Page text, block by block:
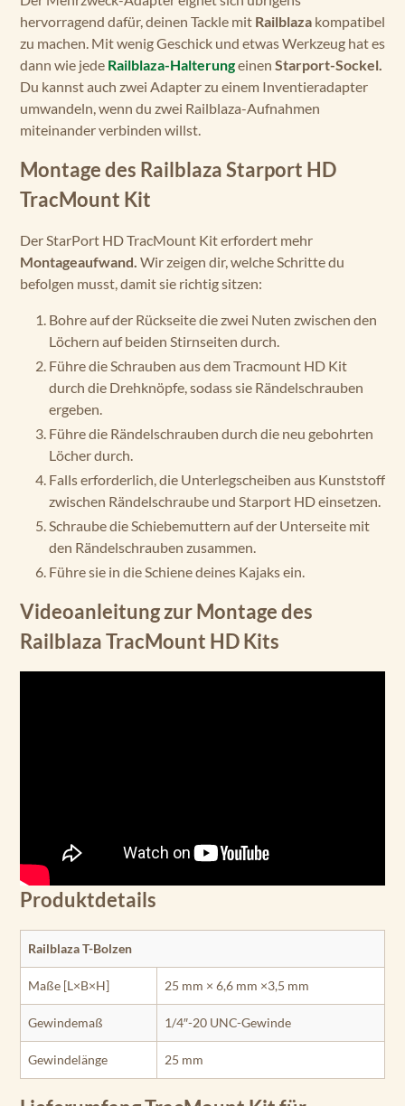
hervorragend dafür, deinen Tackle mit Railblaza kompatibel
zu machen. Mit wenig Geschick und etwas Werkzeug hat es
dann wie jede Railblaza-Halterungeinen Starport-Sockel.
Du kannst auch zwei Adapter zu einem Inventieradapter
umwandeln, wenn du zwei Railblaza-Aufnahmen
miteinander verbinden willst.
Montage des Railblaza Starport HD
TracMount Kit
Der StarPort HD TracMount Kit erfordert mehr
Montageaufwand. Wir zeigen dir, welche Schritte du
befolgen musst, damit sie richtig sitzen:
Bohre auf der Rückseite die zwei Nuten zwischen den
Löchern auf beiden Stirnseiten durch.
Führe die Schrauben aus dem Tracmount HD Kit
durch die Drehknöpfe, sodass sie Rändelschrauben
ergeben.
Führe die Rändelschrauben durch die neu gebohrten
Löcher durch.
Falls erforderlich, die Unterlegscheiben aus Kunststoff
zwischen Rändelschraube und Starport HD einsetzen.
Schraube die Schiebemuttern auf der Unterseite mit
den Rändelschrauben zusammen.
Führe sie in die Schiene deines Kajaks ein.
Videoanleitung zur Montage des
Railblaza TracMount HD Kits
Produktdetails
Railblaza T-Bolzen
Maße [L×B×H] 25 mm × 6,6 mm ×3,5 mm
Gewindemaß 1/4″-20 UNC-Gewinde
Gewindelänge 25 mm